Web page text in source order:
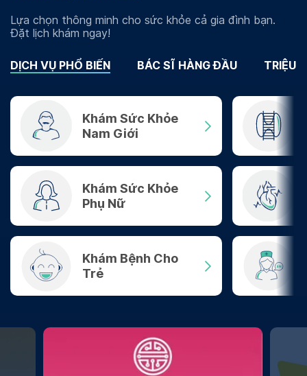
Lựa chọn thông minh cho sức khỏe cả gia đình bạn.
Đặt lịch khám ngay!
DỊCH VỤ PHỔ BIẾN BÁC SĨ HÀNG ĐẦU TRIỆU
Khám Sức Khỏe
Nam Giới
Khám Sức Khỏe
Phụ Nữ
Khám Bệnh Cho
Trẻ